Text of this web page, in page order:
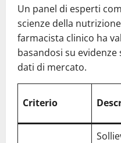
Un panel di esperti
scienze della
farmacista clinico ha
basandosi su
dati di mercato.
Criterio